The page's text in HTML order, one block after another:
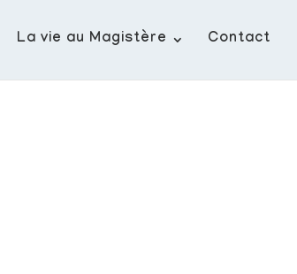
La vie au Magistère Contact